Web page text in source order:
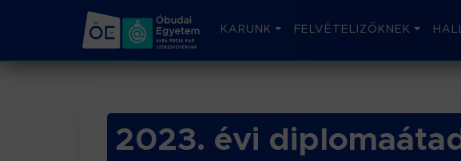
KARUNK FELVÉTELIZŐKNEK
2023. évi